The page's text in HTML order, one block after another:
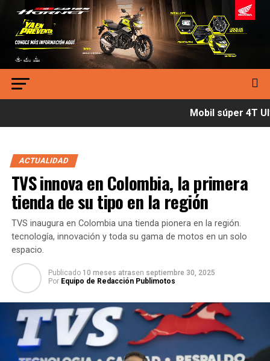
Mobil súper 4T
ACTUALIDAD
TVS innova en Colombia, la primera
tienda de su tipo en la región
TVS inaugura en Colombia una tienda pionera en la región.
tecnología, innovación y toda su gama de motos en un solo
espacio.
Publicado 10 meses atrasen septiembre 30, 2025
Por Equipo de Redacción Publimotos